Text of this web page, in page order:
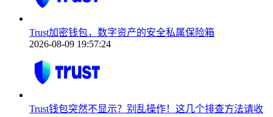
Trust加密钱包，数字资产的安全私属保险箱
2026-08-09 19:57:24
Trust钱包突然不显示？别乱操作！这几个排查方法请收